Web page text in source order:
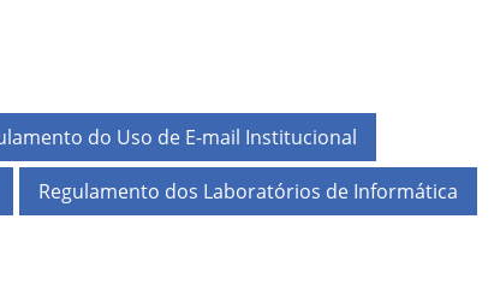
do Uso de E-mail Institucional
Regulamento dos Laboratórios de Informática